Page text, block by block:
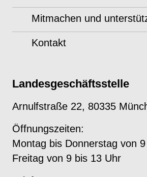
Mitmachen und
Kontakt
Landesgeschäftsstelle
Arnulfstraße 22, 80335
Öffnungszeiten:
Montag bis Donnerstag von
Freitag von 9 bis 13 Uhr